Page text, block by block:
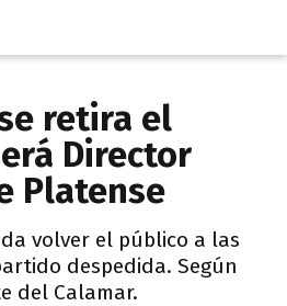
retira el
Director
Platense
volver el público a las
despedida. Según
del Calamar.